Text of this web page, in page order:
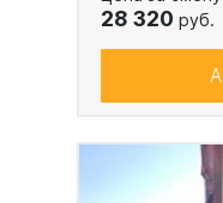
28 320 руб.